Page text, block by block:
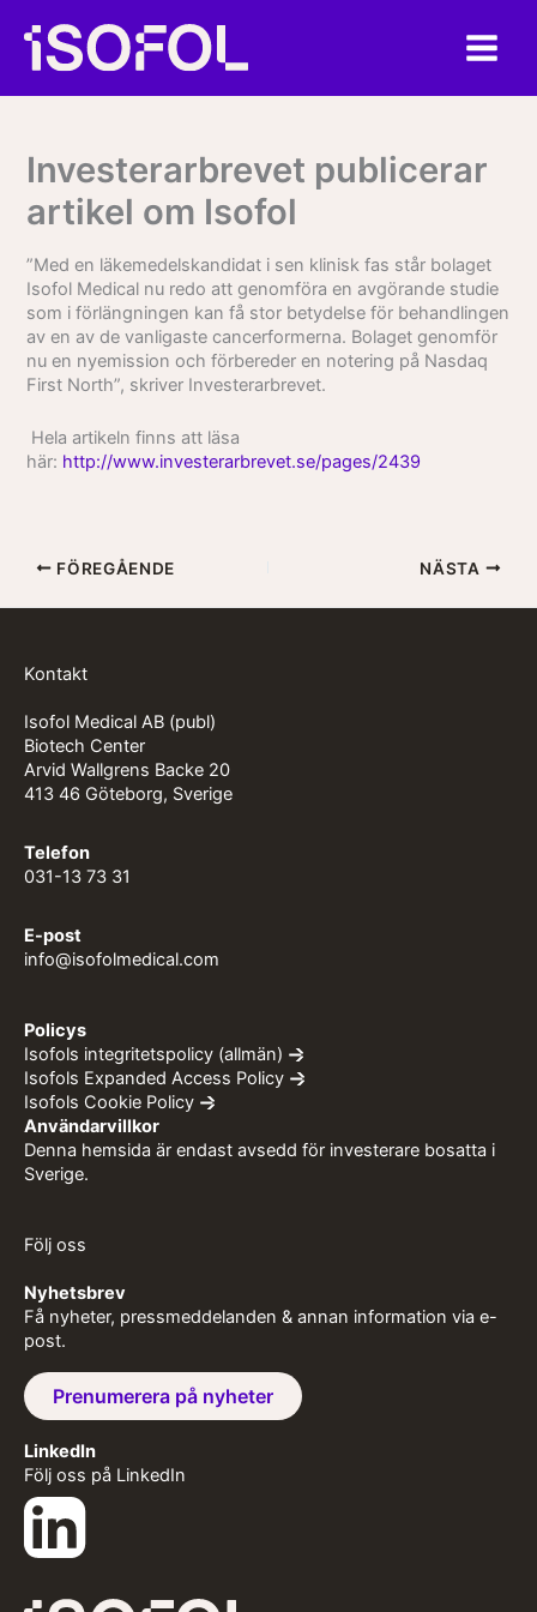
innehåll
Investerarbrevet publicerar
artikel om Isofol
”Med en läkemedelskandidat i sen klinisk fas står bolaget
Isofol Medical nu redo att genomföra en avgörande studie
som i förlängningen kan få stor betydelse för behandlingen
av en av de vanligaste cancerformerna. Bolaget genomför
nu en nyemission och förbereder en notering på Nasdaq
First North”, skriver Investerarbrevet.
Hela artikeln finns att läsa
här: http://www.investerarbrevet.se/pages/2439
FÖREGÅENDE NÄSTA
Kontakt
Isofol Medical AB (publ)
Biotech Center
Arvid Wallgrens Backe 20
413 46 Göteborg, Sverige
Telefon
031-13 73 31
E-post
info@isofolmedical.com
Policys
Isofols integritetspolicy (allmän)
Isofols Expanded Access Policy
Isofols Cookie Policy
Användarvillkor
Denna hemsida är endast avsedd för investerare bosatta i
Sverige.
Följ oss
Nyhetsbrev
Få nyheter, pressmeddelanden & annan information via e-
post.
Prenumerera på nyheter
LinkedIn
Följ oss på LinkedIn